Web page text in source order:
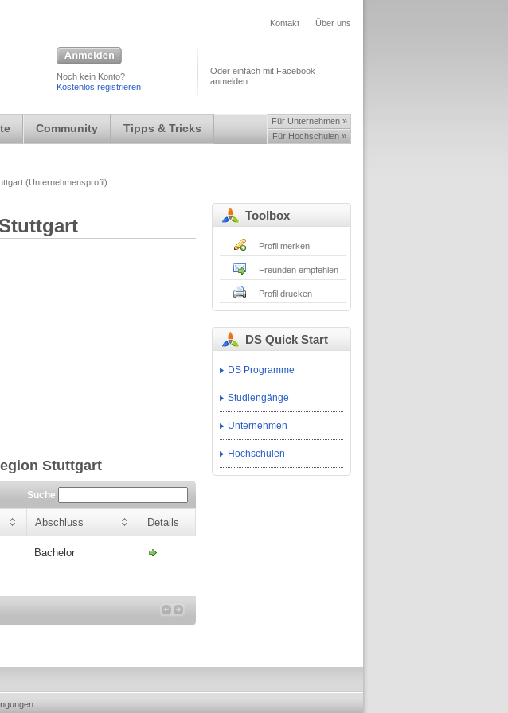
Kontakt Über uns
Noch kein Konto?
Kostenlos registrieren
Oder einfach mit Facebook
anmelden
Community Tipps & Tricks
Für Unternehmen »
Für Hochschulen »
(Unternehmensprofil)
Stuttgart
Suche
Abschluss Details
Bachelor
Toolbox
Profil merken
Freunden empfehlen
Profil drucken
DS Quick Start
DS Programme
Studiengänge
Unternehmen
Hochschulen